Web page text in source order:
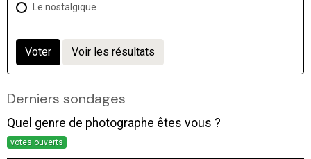
Le nostalgique
Voter Voir les résultats
Derniers sondages
Quel genre de photographe êtes vous ?
votes ouverts